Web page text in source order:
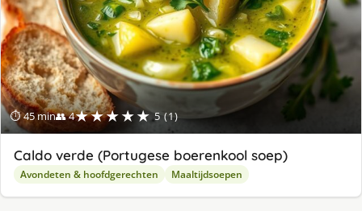
⏱ 45 min👥 4★★★★★ 5 (1)
Caldo verde (Portugese boerenkool soep)
Avondeten & hoofdgerechten Maaltijdsoepen